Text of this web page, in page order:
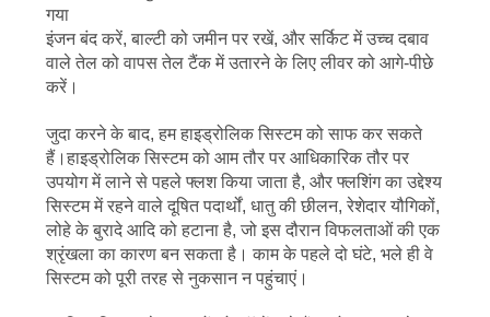
नीतिगया
इंजन बंद करें, बाल्टी को जमीन पर रखें, और सर्किट में उच्च दबाव
वाले तेल को वापस तेल टैंक में उतारने के लिए लीवर को आगे-पीछे
करें।
जुदा करने के बाद, हम हाइड्रोलिक सिस्टम को साफ कर सकते
हैं।हाइड्रोलिक सिस्टम को आम तौर पर आधिकारिक तौर पर
उपयोग में लाने से पहले फ्लश किया जाता है, और फ्लशिंग का उद्देश्य
सिस्टम में रहने वाले दूषित पदार्थों, धातु की छीलन, रेशेदार यौगिकों,
लोहे के बुरादे आदि को हटाना है, जो इस दौरान विफलताओं की एक
श्रृंखला का कारण बन सकता है। काम के पहले दो घंटे, भले ही वे
सिस्टम को पूरी तरह से नुकसान न पहुंचाएं।